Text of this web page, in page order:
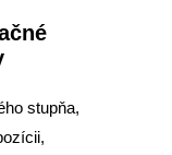
stupňa,